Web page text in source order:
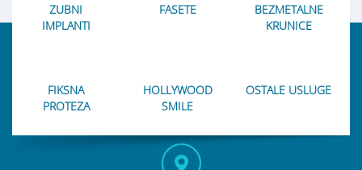
ZUBNI
IMPLANTI
FASETE
BEZMETALNE
KRUNICE
FIKSNA
PROTEZA
HOLLYWOOD
SMILE
OSTALE USLUGE